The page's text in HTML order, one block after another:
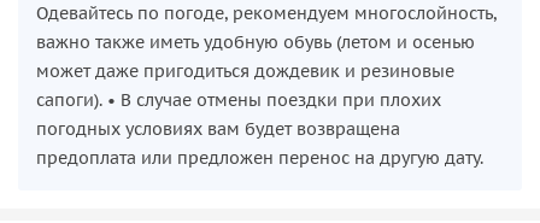
Одевайтесь по погоде, рекомендуем многослойность,
важно также иметь удобную обувь (летом и осенью
может даже пригодиться дождевик и резиновые
сапоги). • В случае отмены поездки при плохих
погодных условиях вам будет возвращена
предоплата или предложен перенос на другую дату.